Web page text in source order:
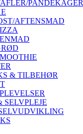
PANDEKAGER
AFTENSMAD
& TILBEHØR
SELVPLEJE